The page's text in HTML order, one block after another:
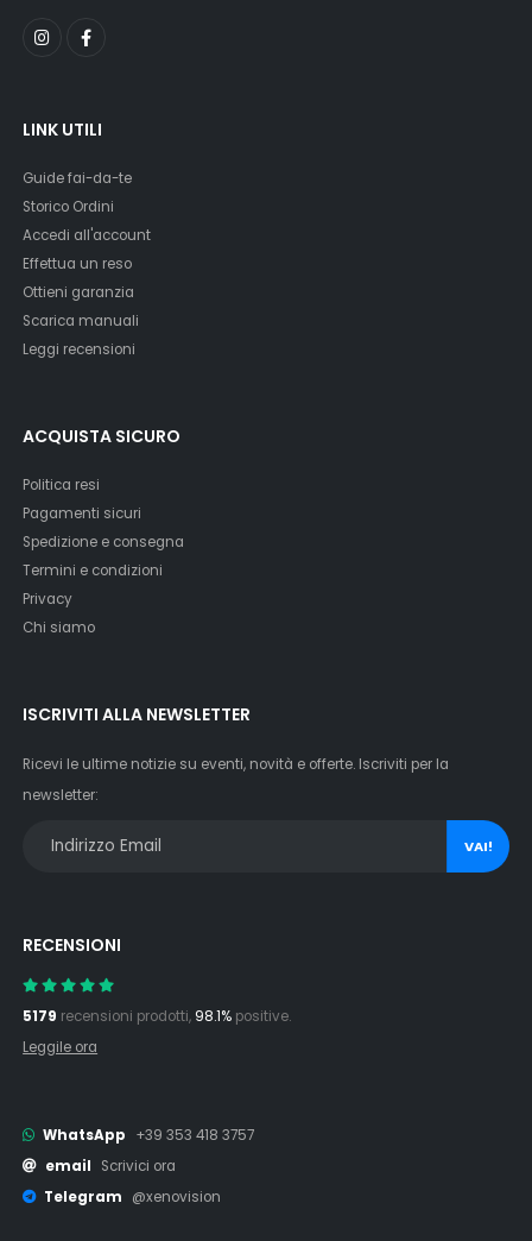
LINK UTILI
Guide fai-da-te
Storico Ordini
Accedi all'account
Effettua un reso
Ottieni garanzia
Scarica manuali
Leggi recensioni
ACQUISTA SICURO
Politica resi
Pagamenti sicuri
Spedizione e consegna
Termini e condizioni
Privacy
Chi siamo
ISCRIVITI ALLA NEWSLETTER
Ricevi le ultime notizie su eventi, novità e offerte. Iscriviti per la
newsletter:
VAI!
RECENSIONI
5179 recensioni prodotti, 98.1% positive.
Leggile ora
WhatsApp
+39 353 418 3757
email
Scrivici ora
Telegram
@xenovision